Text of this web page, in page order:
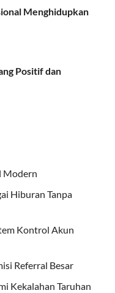
Menghidupkan
Positif dan
Modern
Hiburan Tanpa
Kontrol Akun
Referral Besar
Kekalahan Taruhan